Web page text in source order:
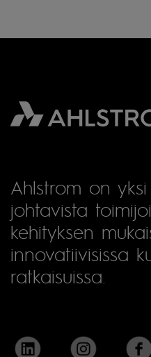
Ahlstrom on
johtavista
kehityksen
innovatiivisissa
ratkaisuissa.